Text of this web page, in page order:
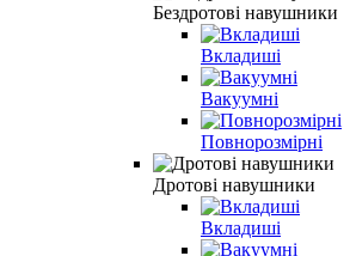
Бездротові навушники
Вкладиші
Вакуумні
Повнорозмірні
Дротові навушники
Вкладиші